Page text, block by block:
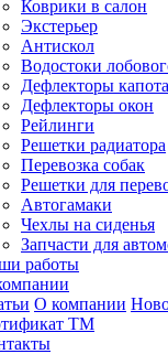
Коврики в салон
Экстерьер
Антискол
Водостоки
Дефлекторы капота
Дефлекторы окон
Рейлинги
Решетки радиатора
Перевозка собак
Решетки для
Автогамаки
Чехлы на сиденья
Запчасти для
работы
О компании
ТМ